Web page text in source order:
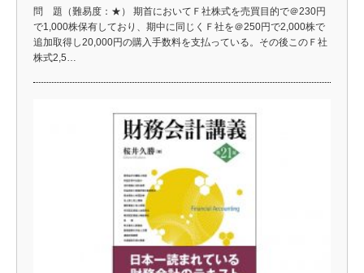
問 題（難易度：★） 期首においてＦ社株式を売買目的で＠230円
で1,000株保有しており、期中に同じくＦ社を＠250円で2,000株で
追加取得し20,000円の購入手数料を支払っている。その後このＦ社
株式2,5…